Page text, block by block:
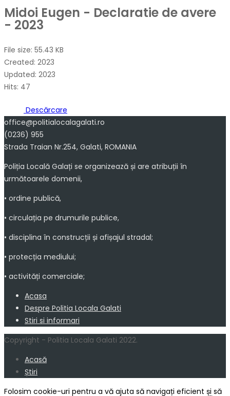
Midoi Eugen - Declaratie de avere
- 2023
File size: 55.43 KB
Created: 2023
Updated: 2023
Hits: 47
Descărcare
office@politialocalagalati.ro
(0236) 955
Strada Traian Nr.254, Galati, ROMANIA
Poliția Locală Galați se organizează și are atribuții în
următoarele domenii,
• ordine publică,
• circulația pe drumurile publice,
• disciplina în construcții și afișajul stradal;
• protecția mediului;
• activități comerciale;
Acasa
Despre Politia Locala Galati
Stiri si informari
Copyright - Politia Locala Galati 2022.
Acasă
Știri
Folosim cookie-uri pentru a vă ajuta să navigați eficient și să